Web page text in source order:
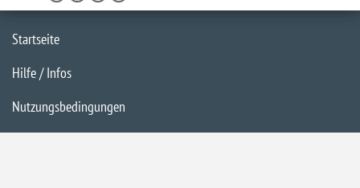
Startseite
Hilfe / Infos
Nutzungsbedingungen